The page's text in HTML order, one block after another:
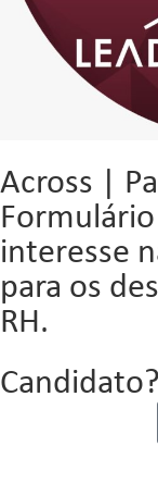
Across |
interesse
para os
RH.
Candidato?